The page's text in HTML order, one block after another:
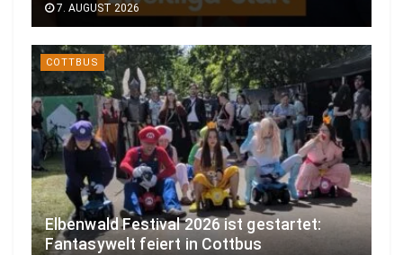
7. AUGUST 2026
COTTBUS
Elbenwald Festival 2026 ist gestartet:
Fantasywelt feiert in Cottbus